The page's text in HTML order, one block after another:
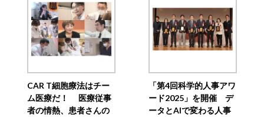
CAR T細胞療法はチー
ム医療だ！ 医療従事
者の情熱、患者さんの
「第4回科学的人事アワ
ード2025」を開催 デ
ータとAIで変わる人事